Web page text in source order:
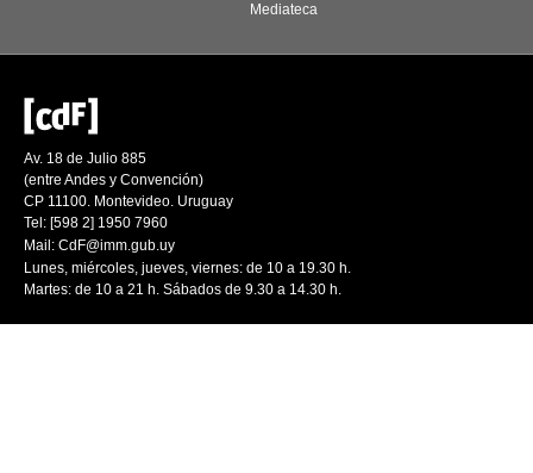
Mediateca
Av. 18 de Julio 885
(entre Andes y Convención)
CP 11100. Montevideo. Uruguay
Tel: [598 2] 1950 7960
Mail: CdF@imm.gub.uy
Lunes, miércoles, jueves, viernes: de 10 a 19.30 h.
Martes: de 10 a 21 h. Sábados de 9.30 a 14.30 h.